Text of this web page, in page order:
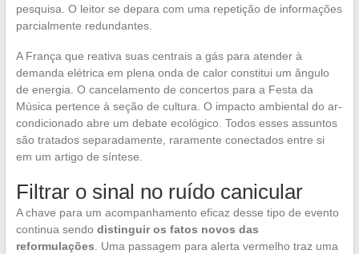
pesquisa. O leitor se depara com uma repetição de informações
parcialmente redundantes.
A França que reativa suas centrais a gás para atender à
demanda elétrica em plena onda de calor constitui um ângulo
de energia. O cancelamento de concertos para a Festa da
Música pertence à seção de cultura. O impacto ambiental do ar-
condicionado abre um debate ecológico. Todos esses assuntos
são tratados separadamente, raramente conectados entre si
em um artigo de síntese.
Filtrar o sinal no ruído canicular
A chave para um acompanhamento eficaz desse tipo de evento
continua sendo distinguir os fatos novos das
reformulações. Uma passagem para alerta vermelho traz uma